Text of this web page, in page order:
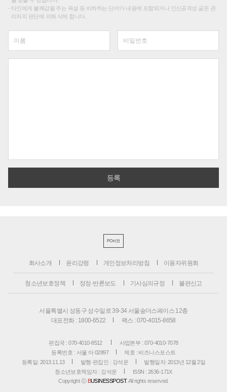
타인에게 불쾌감을 주는 욕설 등 비하하는 단어가 내용에 포함되거나 인신공격성 글은 관
리자의 판단에 의해 삭제 합니다.
PC버전
회사소개 윤리강령 개인정보처리방침 이용자위원회
청소년보호정책 정정·반론보도 기사심의규정 불편신고
서울특별시 성동구 성수일로 39-34 서울숲더스페이스 12층
대표전화 : 1800-6522
팩스 : 070-4015-8658
편집국 : 070-4010-8512
사업본부 : 070-4010-7078
등록번호 : 서울 아 02897
제호 : 비즈니스포스트
등록일: 2013.11.13
발행·편집인 : 강석운
발행일자: 2013년 12월 2일
청소년보호책임자 : 강석운
ISSN : 2636-171X
Copyright ⓒ BUSINESSPOST. All rights reserved.